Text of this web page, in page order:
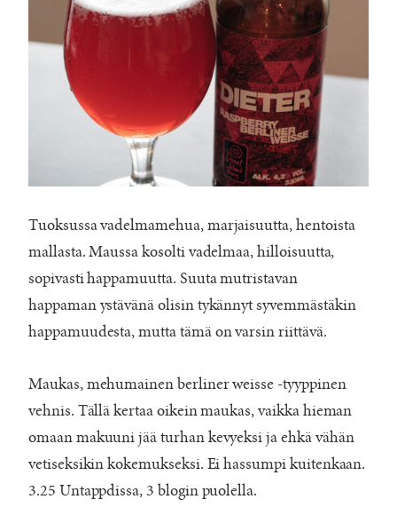
Tuoksussa vadelmamehua, marjaisuutta, hentoista
mallasta. Maussa kosolti vadelmaa, hilloisuutta,
sopivasti happamuutta. Suuta mutristavan
happaman ystävänä olisin tykännyt syvemmästäkin
happamuudesta, mutta tämä on varsin riittävä.
Maukas, mehumainen berliner weisse -tyyppinen
vehnis. Tällä kertaa oikein maukas, vaikka hieman
omaan makuuni jää turhan kevyeksi ja ehkä vähän
vetiseksikin kokemukseksi. Ei hassumpi kuitenkaan.
3.25 Untappdissa, 3 blogin puolella.